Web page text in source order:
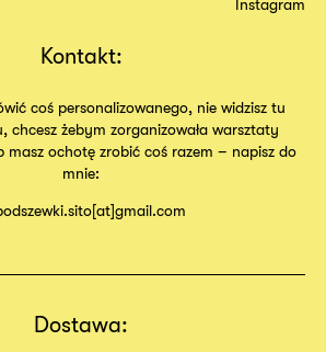
Instagram
Kontakt:
coś personalizowanego, nie widzisz tu
chcesz żebym zorganizowała warsztaty
masz ochotę zrobić coś razem – napisz do
mnie:
Dostawa: